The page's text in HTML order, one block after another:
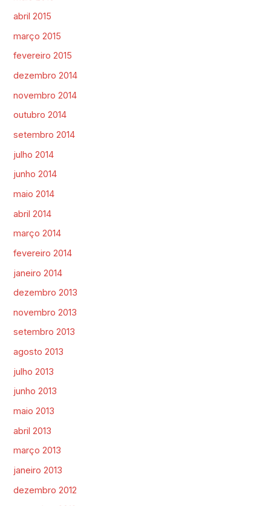
abril 2015
março 2015
fevereiro 2015
dezembro 2014
novembro 2014
outubro 2014
setembro 2014
julho 2014
junho 2014
maio 2014
abril 2014
março 2014
fevereiro 2014
janeiro 2014
dezembro 2013
novembro 2013
setembro 2013
agosto 2013
julho 2013
junho 2013
maio 2013
abril 2013
março 2013
janeiro 2013
dezembro 2012